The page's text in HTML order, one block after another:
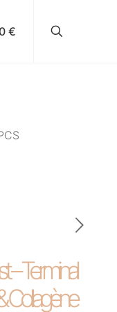
€
– Terminal
Collagène